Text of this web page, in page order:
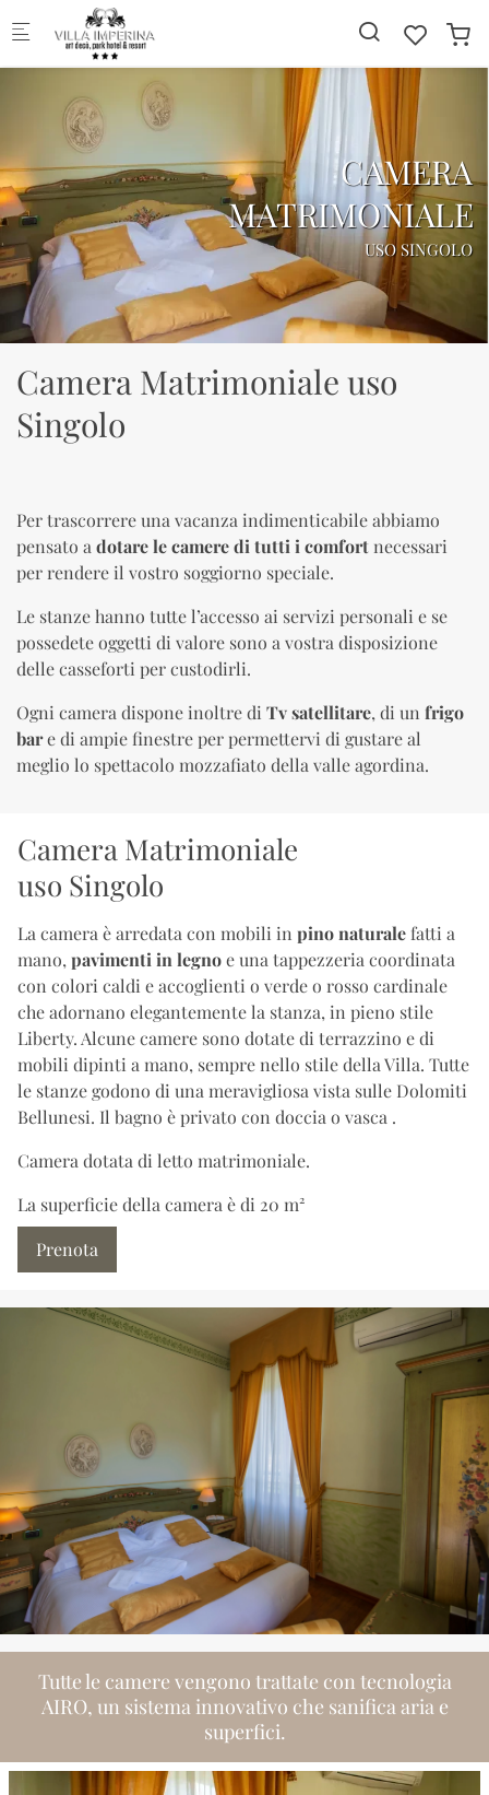
Skip to main content
CAMERA
MATRIMONIALE
USO SINGOLO
Camera Matrimoniale uso
Singolo
Per trascorrere una vacanza indimenticabile abbiamo
pensato a dotare le camere di tutti i comfort necessari
per rendere il vostro soggiorno speciale.
Le stanze hanno tutte l’accesso ai servizi personali e se
possedete oggetti di valore sono a vostra disposizione
delle casseforti per custodirli.
Ogni camera dispone inoltre di Tv satellitare, di un frigo
bare di ampie finestre per permettervi di gustare al
meglio lo spettacolo mozzafiato della valle agordina.
Camera Matrimoniale
uso Singolo
La camera è arredata con mobili in pino naturalefatti a
mano, pavimenti in legnoe una tappezzeria coordinata
con colori caldi e accoglienti o verde o rosso cardinale
che adornano elegantemente la stanza, in pieno stile
Liberty. Alcune camere sono dotate di terrazzino e di
mobili dipinti a mano, sempre nello stile della Villa. Tutte
le stanze godono di una meravigliosa vista sulle Dolomiti
Bellunesi. Il bagno è privato con doccia o vasca .
Camera dotata di letto matrimoniale.
La superficie della camera è di 20 m²
Prenota
Tutte le camere vengono trattate con tecnologia
AIRO, un sistema innovativo che sanifica aria e
superfici.